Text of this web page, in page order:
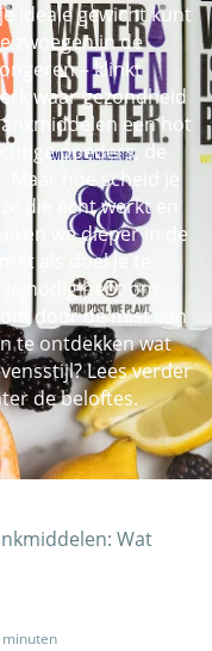
ideale gewicht kunt
zwoegen in de
– klinkt
waar gezondheid
een hot
poeders, de
hoe scheid je
die écht werkt en
we dieper in de
als doel je te
nodig hebt om
door de mist van
te ontdekken wat
Lees verder
de beloftes.
Wat
minuten